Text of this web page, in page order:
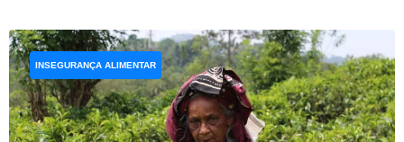
INSEGURANÇA ALIMENTAR